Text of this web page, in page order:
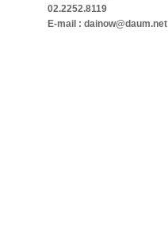
02.2252.8119
E-mail : dainow@daum.net